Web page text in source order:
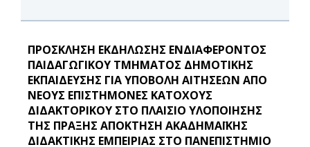
ΠΡΟΣΚΛΗΣΗ ΕΚΔΗΛΩΣΗΣ ΕΝΔΙΑΦΕΡΟΝΤΟΣ
ΠΑΙΔΑΓΩΓΙΚΟΥ ΤΜΗΜΑΤΟΣ ΔΗΜΟΤΙΚΗΣ
ΕΚΠΑΙΔΕΥΣΗΣ ΓΙΑ ΥΠΟΒΟΛΗ ΑΙΤΗΣΕΩΝ ΑΠΟ
ΝΕΟΥΣ ΕΠΙΣΤΗΜΟΝΕΣ ΚΑΤΟΧΟΥΣ
ΔΙΔΑΚΤΟΡΙΚΟΥ ΣΤΟ ΠΛΑΙΣΙΟ ΥΛΟΠΟΙΗΣΗΣ
ΤΗΣ ΠΡΑΞΗΣ ΑΠΟΚΤΗΣΗ ΑΚΑΔΗΜΑΪΚΗΣ
ΔΙΔΑΚΤΙΚΗΣ ΕΜΠΕΙΡΙΑΣ ΣΤΟ ΠΑΝΕΠΙΣΤΗΜΙΟ